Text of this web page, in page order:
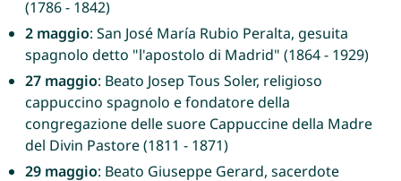
(1786 - 1842)
2 maggio: San José María Rubio Peralta, gesuita
spagnolo detto "l'apostolo di Madrid" (1864 - 1929)
27 maggio: Beato Josep Tous Soler, religioso
cappuccino spagnolo e fondatore della
congregazione delle suore Cappuccine della Madre
del Divin Pastore (1811 - 1871)
29 maggio: Beato Giuseppe Gerard, sacerdote